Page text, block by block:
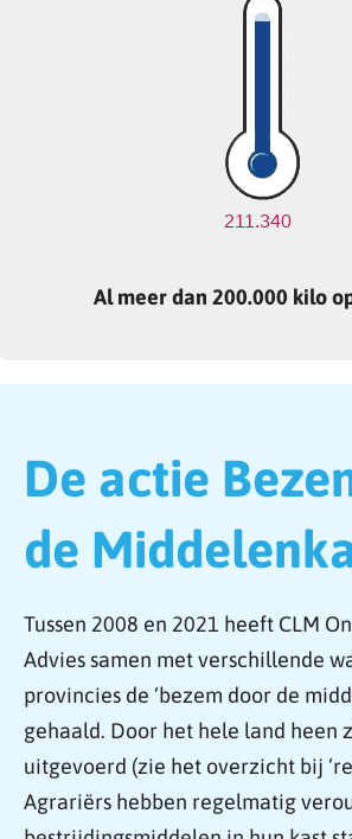
Al meer dan 200.000 kilo
De actie
de
Tussen 2008 en 2021 heeft CLM
Advies samen met verschillende
provincies de ‘bezem door de
gehaald. Door het hele land heen
uitgevoerd (zie het overzicht bij
Agrariërs hebben regelmatig